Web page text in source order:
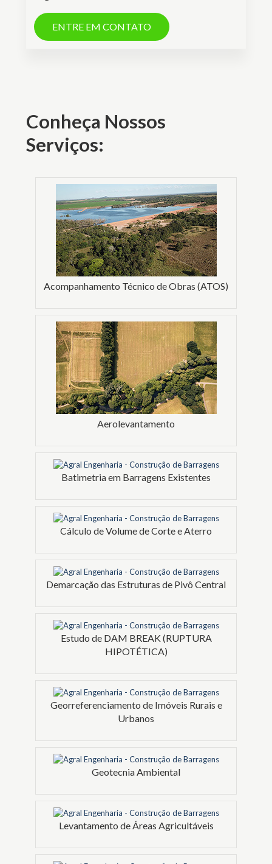
ENTRE EM CONTATO
Conheça Nossos
Serviços:
Acompanhamento Técnico de Obras (ATOS)
Aerolevantamento
Batimetria em Barragens Existentes
Cálculo de Volume de Corte e Aterro
Demarcação das Estruturas de Pivô Central
Estudo de DAM BREAK (RUPTURA
HIPOTÉTICA)
Georreferenciamento de Imóveis Rurais e
Urbanos
Geotecnia Ambiental
Levantamento de Áreas Agricultáveis